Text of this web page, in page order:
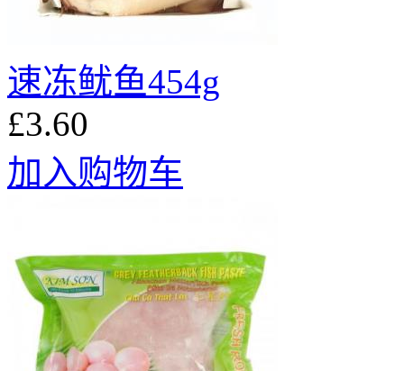
速冻鱿鱼454g
£3.60
加入购物车